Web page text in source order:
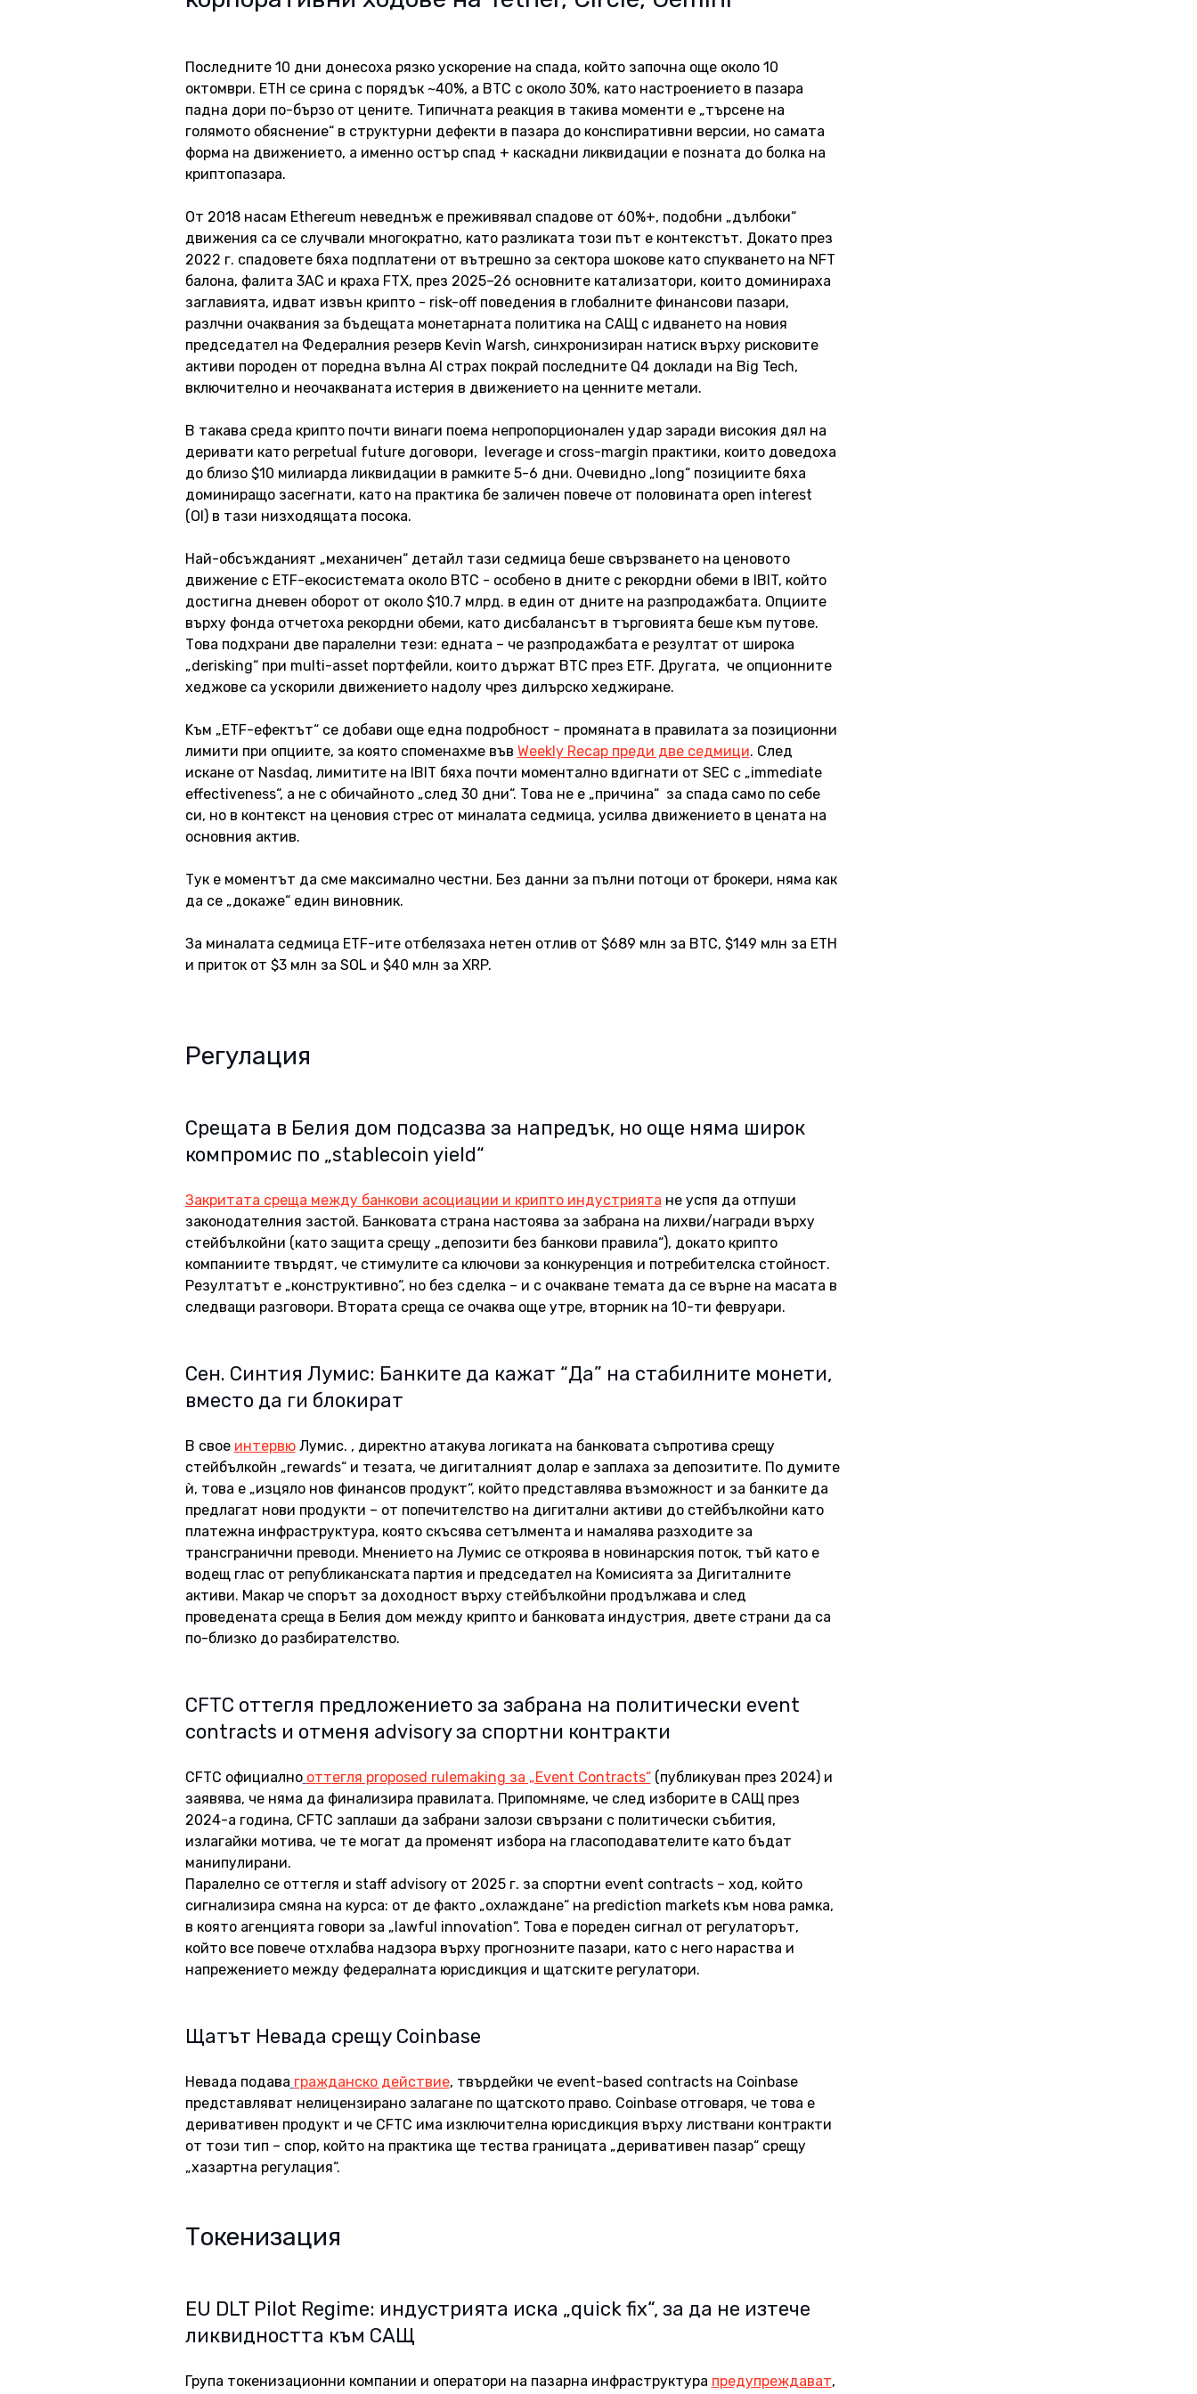
Последните 10 дни донесоха рязко ускорение на спада, който започна още около 10
октомври. ETH се срина с порядък ~40%, а BTC с около 30%, като настроението в пазара
падна дори по-бързо от цените. Типичната реакция в такива моменти е „търсене на
голямото обяснение“ в структурни дефекти в пазара до конспиративни версии, но самата
форма на движението, а именно остър спад + каскадни ликвидации е позната до болка на
криптопазара.
От 2018 насам Ethereum неведнъж е преживявал спадове от 60%+, подобни „дълбоки“
движения са се случвали многократно, като разликата този път е контекстът. Докато през
2022 г. спадовете бяха подплатени от вътрешно за сектора шокове като спукването на NFT
балона, фалита 3AC и краха FTX, през 2025–26 основните катализатори, които доминираха
заглавията, идват извън крипто - risk-off поведения в глобалните финансови пазари,
разлчни очаквания за бъдещата монетарната политика на САЩ с идването на новия
председател на Федералния резерв Kevin Warsh, синхронизиран натиск върху рисковите
активи породен от поредна вълна AI страх покрай последните Q4 доклади на Big Tech,
включително и неочакваната истерия в движението на ценните метали.
В такава среда крипто почти винаги поема непропорционален удар заради високия дял на
деривати като perpetual future договори,  leverage и cross-margin практики, които доведоха
до близо $10 милиарда ликвидации в рамките 5-6 дни. Очевидно „long“ позициите бяха
доминиращо засегнати, като на практика бе заличен повече от половината open interest
(OI) в тази низходящата посока.
Най-обсъжданият „механичен“ детайл тази седмица беше свързването на ценовото
движение с ETF-екосистемата около BTC - особено в дните с рекордни обеми в IBIT, който
достигна дневен оборот от около $10.7 млрд. в един от дните на разпродажбата. Опциите
върху фонда отчетоха рекордни обеми, като дисбалансът в търговията беше към путове.
Това подхрани две паралелни тези: едната – че разпродажбата е резултат от широка
„derisking“ при multi-asset портфейли, които държат BTC през ETF. Другата,  че опционните
хеджове са ускорили движението надолу чрез дилърско хеджиране.
Kъм „ETF-ефектът“ се добави още една подробност - промяната в правилата за позиционни
лимити при опциите, за която споменахме във Weekly Recap преди две седмици. След
искане от Nasdaq, лимитите на IBIT бяха почти моментално вдигнати от SEC с „immediate
effectiveness“, а не с обичайното „след 30 дни“. Това не е „причина“  за спада само по себе
си, но в контекст на ценовия стрес от миналата седмица, усилва движението в цената на
основния актив.
Тук е моментът да сме максимално честни. Без данни за пълни потоци от брокери, няма как
да се „докаже“ един виновник.
За миналата седмица ETF-ите отбелязаха нетен отлив от $689 млн за BTC, $149 млн за ETH
и приток от $3 млн за SOL и $40 млн за XRP.
Регулация
Срещата в Белия дом подсазва за напредък, но още няма широк
компромис по „stablecoin yield“
Закритата среща между банкови асоциации и крипто индустрията не успя да отпуши
законодателния застой. Банковата страна настоява за забрана на лихви/награди върху
стейбълкойни (като защита срещу „депозити без банкови правила“), докато крипто
компаниите твърдят, че стимулите са ключови за конкуренция и потребителска стойност.
Резултатът е „конструктивно“, но без сделка – и с очакване темата да се върне на масата в
следващи разговори. Втората среща се очаква още утре, вторник на 10-ти февруари.
Сен. Синтия Лумис: Банките да кажат “Да” на стабилните монети,
вместо да ги блокират
В свое интервю Лумис. , директно атакува логиката на банковата съпротива срещу
стейбълкойн „rewards“ и тезата, че дигиталният долар е заплаха за депозитите. По думите
ѝ, това е „изцяло нов финансов продукт“, който представлява възможност и за банките да
предлагат нови продукти – от попечителство на дигитални активи до стейбълкойни като
платежна инфраструктура, която скъсява сетълмента и намалява разходите за
трансгранични преводи. Мнението на Лумис се откроява в новинарския поток, тъй като е
водещ глас от републиканската партия и председател на Комисията за Дигиталните
активи. Макар че спорът за доходност върху стейбълкойни продължава и след
проведената среща в Белия дом между крипто и банковата индустрия, двете страни да са
по-близко до разбирателство.
CFTC оттегля предложението за забрана на политически event
contracts и отменя advisory за спортни контракти
CFTC официално оттегля proposed rulemaking за „Event Contracts“ (публикуван през 2024) и
заявява, че няма да финализира правилата. Припомняме, че след изборите в САЩ през
2024-а година, CFTC заплаши да забрани залози свързани с политически събития,
излагайки мотива, че те могат да променят избора на гласоподавателите като бъдат
манипулирани.
Паралелно се оттегля и staff advisory от 2025 г. за спортни event contracts – ход, който
сигнализира смяна на курса: от де факто „охлаждане“ на prediction markets към нова рамка,
в която агенцията говори за „lawful innovation“. Това е пореден сигнал от регулаторът,
който все повече отхлабва надзора върху прогнозните пазари, като с него нараства и
напрежението между федералната юрисдикция и щатските регулатори.
Щатът Невада срещу Coinbase
Невада подава гражданско действие, твърдейки че event-based contracts на Coinbase
представляват нелицензирано залагане по щатското право. Coinbase отговаря, че това е
деривативен продукт и че CFTC има изключителна юрисдикция върху листвани контракти
от този тип – спор, който на практика ще тества границата „деривативен пазар“ срещу
„хазартна регулация“.
Токенизация
EU DLT Pilot Regime: индустрията иска „quick fix“, за да не изтече
ликвидността към САЩ
Група токенизационни компании и оператори на пазарна инфраструктура предупреждават,